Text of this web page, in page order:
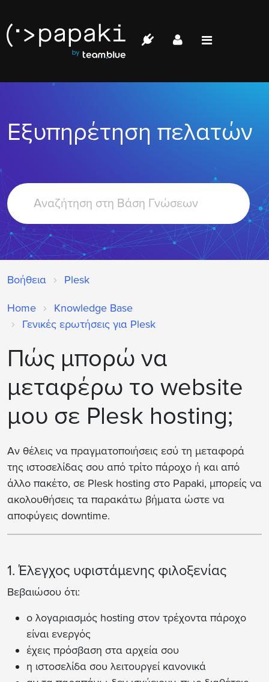
Σύνδεση
Εξυπηρέτηση πελατών
Search
For
Βοήθεια Plesk
Home
Knowledge Base
Γενικές ερωτήσεις για Plesk
Πώς μπορώ να
μεταφέρω το website
μου σε Plesk hosting;
Αν θέλεις να πραγματοποιήσεις εσύ τη μεταφορά
της ιστοσελίδας σου από τρίτο πάροχο ή και από
άλλο πακέτο, σε Plesk hosting στο Papaki, μπορείς να
ακολουθήσεις τα παρακάτω βήματα ώστε να
αποφύγεις downtime.
1. Έλεγχος υφιστάμενης φιλοξενίας
Βεβαιώσου ότι:
ο λογαριασμός hosting στον τρέχοντα πάροχο
είναι ενεργός
έχεις πρόσβαση στα αρχεία σου
η ιστοσελίδα σου λειτουργεί κανονικά